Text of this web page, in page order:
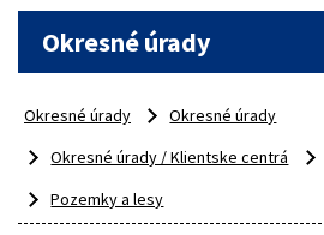
Okresné úrady
Okresné úrady
Okresné úrady
Okresné úrady / Klientske centrá
Pozemky a lesy